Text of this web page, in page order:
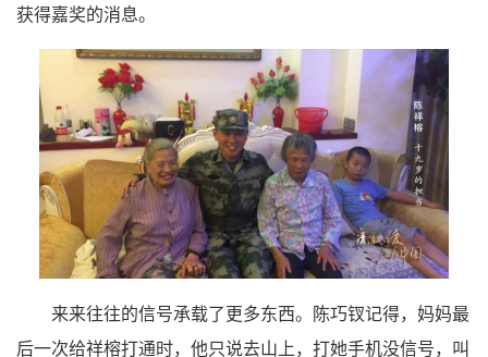
获得嘉奖的消息。
来来往往的信号承载了更多东西。陈巧钗记得，妈妈最
后一次给祥榕打通时，他只说去山上，打她手机没信号，叫